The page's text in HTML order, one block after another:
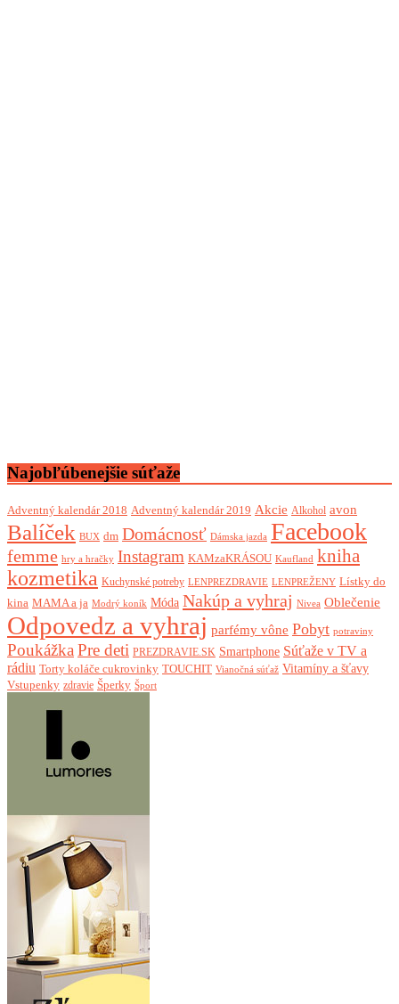
Najobľúbenejšie súťaže
Adventný kalendár 2018 Adventný kalendár 2019 Akcie Alkohol avon
Balíček BUX dm Domácnosť Dámska jazda Facebook
femme hry a hračky Instagram KAMzaKRÁSOU Kaufland kniha
kozmetika Kuchynské potreby LENPREZDRAVIE LENPREŽENY Lístky do
kina MAMA a ja Modrý koník Móda Nakúp a vyhraj Nivea Oblečenie
Odpovedz a vyhraj parfémy vône Pobyt potraviny
Poukážka Pre deti PREZDRAVIE.SK Smartphone Súťaže v TV a
rádiu Torty koláče cukrovinky TOUCHIT Vianočná súťaž Vitamíny a šťavy
Vstupenky zdravie Šperky Šport